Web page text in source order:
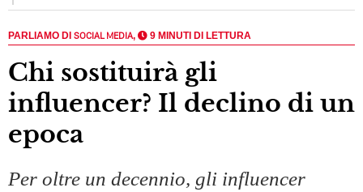
PARLIAMO DI SOCIAL MEDIA, 9 MINUTI DI LETTURA
Chi sostituirà gli
influencer? Il declino di un
epoca
Per oltre un decennio, gli influencer